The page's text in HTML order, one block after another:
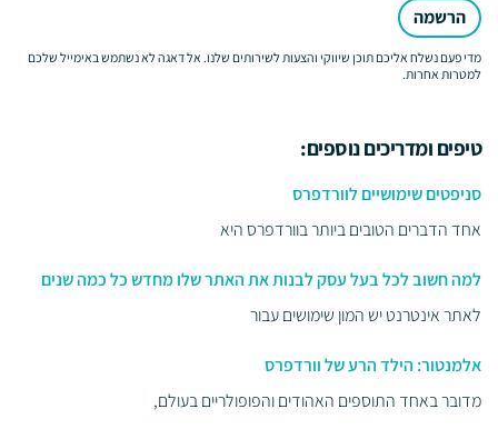
הרשמה
מדי פעם נשלח אליכם תוכן שיווקי והצעות לשירותים שלנו. אל דאגה לא נשתמש באימייל שלכם
למטרות אחרות.
טיפים ומדריכים נוספים:
סניפטים שימושיים לוורדפרס
אחד הדברים הטובים ביותר בוורדפרס היא
למה חשוב לכל בעל עסק לבנות את האתר שלו מחדש כל כמה שנים
לאתר אינטרנט יש המון שימושים עבור
אלמנטור: הילד הרע של וורדפרס
מדובר באחד התוספים האהודים והפופולריים בעולם,